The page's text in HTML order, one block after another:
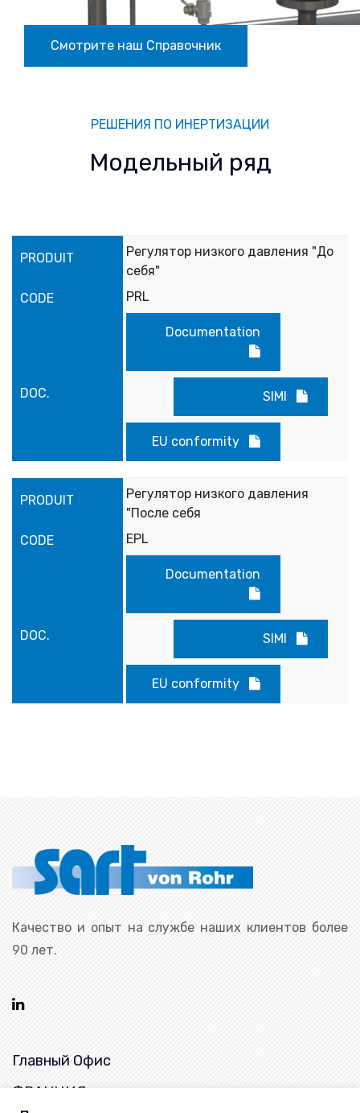
Смотрите наш Справочник
РЕШЕНИЯ ПО ИНЕРТИЗАЦИИ
Модельный ряд
Регулятор низкого давления "До
себя"
PRL
Documentation
SIMI
EU conformity
Регулятор низкого давления
"После себя
EPL
Documentation
SIMI
EU conformity
Качество и опыт на службе наших клиентов более
90 лет.
Главный Офис
ФРАНЦИЯ